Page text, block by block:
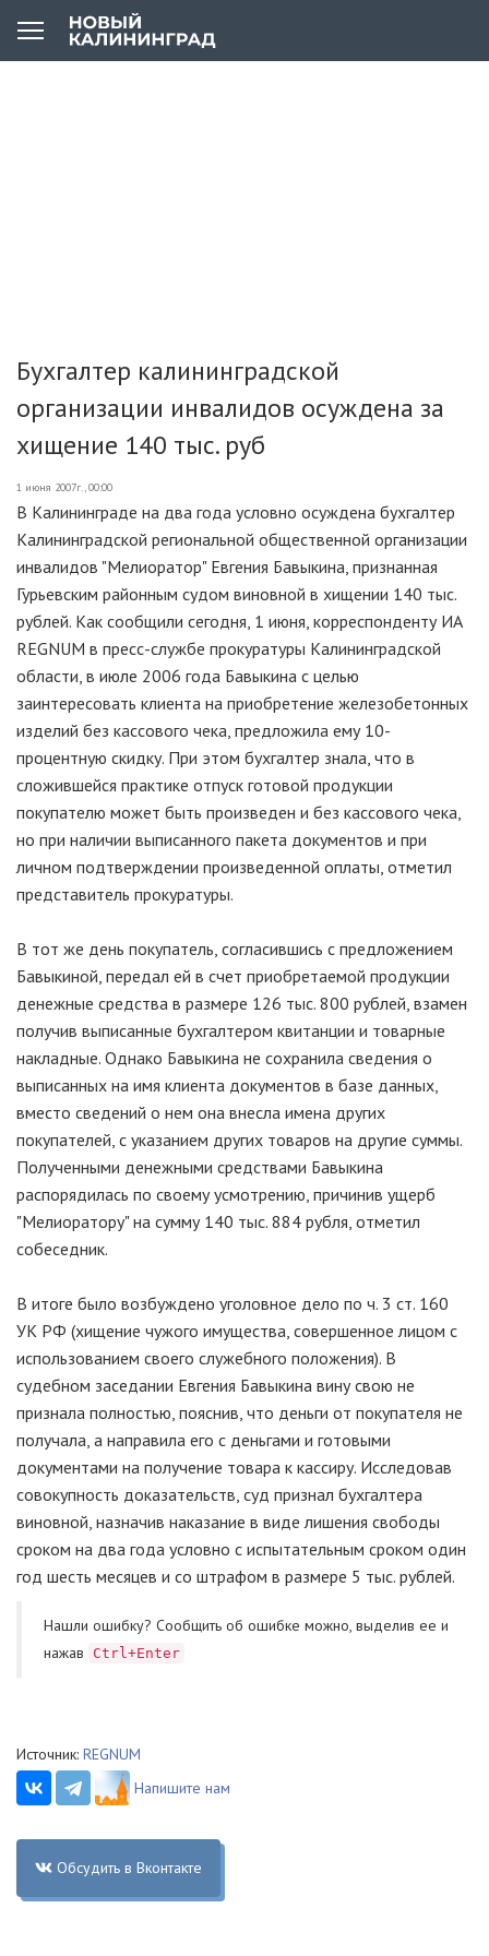
Бухгалтер калининградской
организации инвалидов осуждена за
хищение 140 тыс. руб
1 июня 2007г., 00:00
В Калининграде на два года условно осуждена бухгалтер
Калининградской региональной общественной организации
инвалидов "Мелиоратор" Евгения Бавыкина, признанная
Гурьевским районным судом виновной в хищении 140 тыс.
рублей. Как сообщили сегодня, 1 июня, корреспонденту ИА
REGNUM в пресс-службе прокуратуры Калининградской
области, в июле 2006 года Бавыкина с целью
заинтересовать клиента на приобретение железобетонных
изделий без кассового чека, предложила ему 10-
процентную скидку. При этом бухгалтер знала, что в
сложившейся практике отпуск готовой продукции
покупателю может быть произведен и без кассового чека,
но при наличии выписанного пакета документов и при
личном подтверждении произведенной оплаты, отметил
представитель прокуратуры.
В тот же день покупатель, согласившись с предложением
Бавыкиной, передал ей в счет приобретаемой продукции
денежные средства в размере 126 тыс. 800 рублей, взамен
получив выписанные бухгалтером квитанции и товарные
накладные. Однако Бавыкина не сохранила сведения о
выписанных на имя клиента документов в базе данных,
вместо сведений о нем она внесла имена других
покупателей, с указанием других товаров на другие суммы.
Полученными денежными средствами Бавыкина
распорядилась по своему усмотрению, причинив ущерб
"Мелиоратору" на сумму 140 тыс. 884 рубля, отметил
собеседник.
В итоге было возбуждено уголовное дело по ч. 3 ст. 160
УК РФ (хищение чужого имущества, совершенное лицом с
использованием своего служебного положения). В
судебном заседании Евгения Бавыкина вину свою не
признала полностью, пояснив, что деньги от покупателя не
получала, а направила его с деньгами и готовыми
документами на получение товара к кассиру. Исследовав
совокупность доказательств, суд признал бухгалтера
виновной, назначив наказание в виде лишения свободы
сроком на два года условно с испытательным сроком один
год шесть месяцев и со штрафом в размере 5 тыс. рублей.
Нашли ошибку? Cообщить об ошибке можно, выделив ее и
нажав
Ctrl+Enter
Источник: REGNUM
Напишите нам
Обсудить в Вконтакте